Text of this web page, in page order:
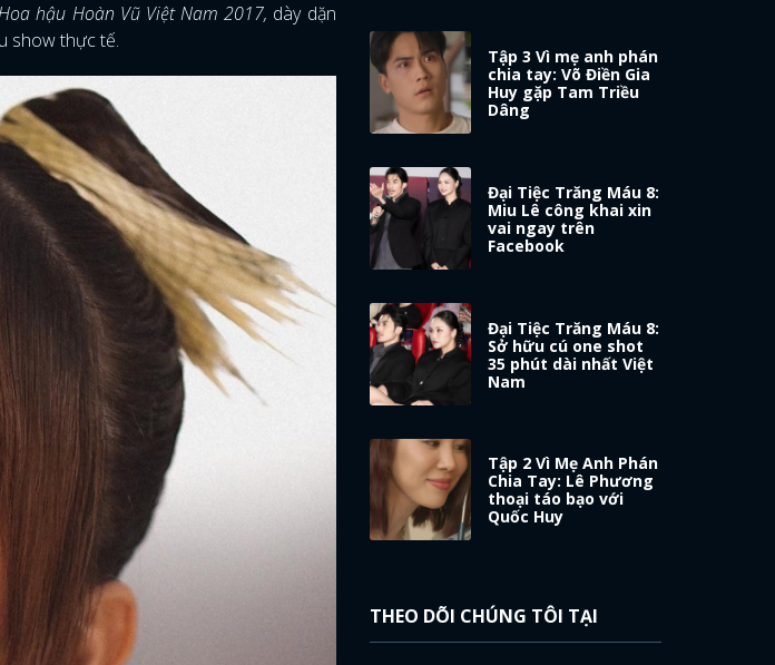
hậu Hoàn Vũ Việt Nam 2017, dày dặn
show thực tế.
Tập 3 Vì mẹ anh phán
chia tay: Võ Điền Gia
Huy gặp Tam Triều
Dâng
Đại Tiệc Trăng Máu 8:
Miu Lê công khai xin
vai ngay trên
Facebook
Đại Tiệc Trăng Máu 8:
Sở hữu cú one shot
35 phút dài nhất Việt
Nam
Tập 2 Vì Mẹ Anh Phán
Chia Tay: Lê Phương
thoại táo bạo với
Quốc Huy
THEO DÕI CHÚNG TÔI TẠI